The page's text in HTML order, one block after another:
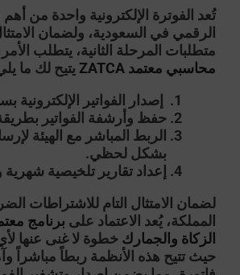
تُعد الفوترة الإلكترونية واحدة من
الرقمي في السعودية، ولضمان
متطلبات المرحلة الثانية، يتطلب
محاسبي معتمد ZATCA
يتيح لك ما
إصدار الفواتير
حفظ وأرشفة الفواتير
الربط المباشر مع الهيئة
بشكل لحظي.
إعداد تقارير تلخيصية
لضمان الامتثال التام للاشتراطات
المملكة، يُعد الاعتماد على برنامج
الزكاة والجمارك خطوة لا غنى عنها
حيث تتيح هذه الأنظمة ربطاً مباشراً